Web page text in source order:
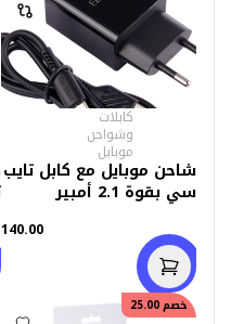
كابلات
وشواحن
موبايل
شاحن موبايل مع كابل تايب
سي بقوة 2.1 أمبير
140.00
خصم25.00